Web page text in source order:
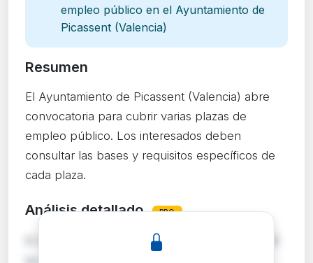
empleo público en el Ayuntamiento de
Picassent (Valencia)
Resumen
El Ayuntamiento de Picassent (Valencia) abre
convocatoria para cubrir varias plazas de
empleo público. Los interesados deben
consultar las bases y requisitos específicos de
cada plaza.
Análisis detallado PRO
El Ayuntamiento de Picassent publica en el BOE